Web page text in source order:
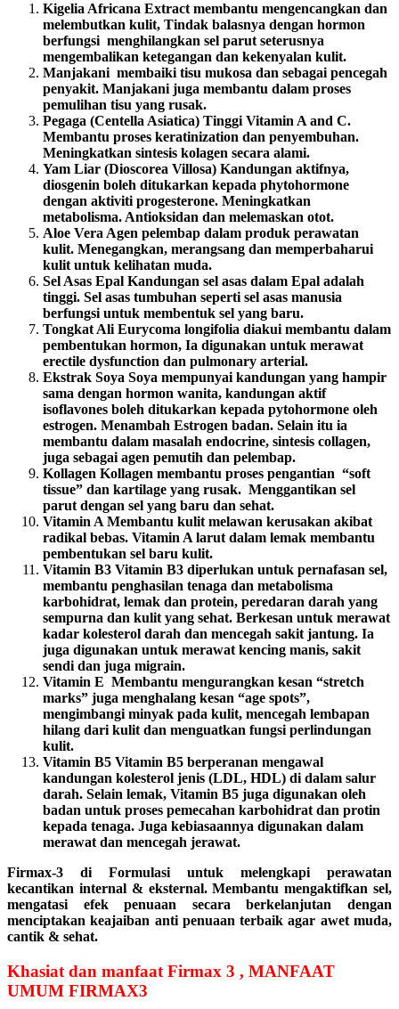
Kigelia Africana Extract membantu mengencangkan dan
melembutkan kulit, Tindak balasnya dengan hormon
berfungsi menghilangkan sel parut seterusnya
mengembalikan ketegangan dan kekenyalan kulit.
Manjakani membaiki tisu mukosa dan sebagai pencegah
penyakit. Manjakani juga membantu dalam proses
pemulihan tisu yang rusak.
Pegaga (Centella Asiatica) Tinggi Vitamin A and C.
Membantu proses keratinization dan penyembuhan.
Meningkatkan sintesis kolagen secara alami.
Yam Liar (Dioscorea Villosa) Kandungan aktifnya,
diosgenin boleh ditukarkan kepada phytohormone
dengan aktiviti progesterone. Meningkatkan
metabolisma. Antioksidan dan melemaskan otot.
Aloe Vera Agen pelembap dalam produk perawatan
kulit. Menegangkan, merangsang dan memperbaharui
kulit untuk kelihatan muda.
Sel Asas Epal Kandungan sel asas dalam Epal adalah
tinggi. Sel asas tumbuhan seperti sel asas manusia
berfungsi untuk membentuk sel yang baru.
Tongkat Ali Eurycoma longifolia diakui membantu dalam
pembentukan hormon, Ia digunakan untuk merawat
erectile dysfunction dan pulmonary arterial.
Ekstrak Soya Soya mempunyai kandungan yang hampir
sama dengan hormon wanita, kandungan aktif
isoflavones boleh ditukarkan kepada pytohormone oleh
estrogen. Menambah Estrogen badan. Selain itu ia
membantu dalam masalah endocrine, sintesis collagen,
juga sebagai agen pemutih dan pelembap.
Kollagen Kollagen membantu proses pengantian “soft
tissue” dan kartilage yang rusak. Menggantikan sel
parut dengan sel yang baru dan sehat.
Vitamin A Membantu kulit melawan kerusakan akibat
radikal bebas. Vitamin A larut dalam lemak membantu
pembentukan sel baru kulit.
Vitamin B3 Vitamin B3 diperlukan untuk pernafasan sel,
membantu penghasilan tenaga dan metabolisma
karbohidrat, lemak dan protein, peredaran darah yang
sempurna dan kulit yang sehat. Berkesan untuk merawat
kadar kolesterol darah dan mencegah sakit jantung. Ia
juga digunakan untuk merawat kencing manis, sakit
sendi dan juga migrain.
Vitamin E Membantu mengurangkan kesan “stretch
marks” juga menghalang kesan “age spots”,
mengimbangi minyak pada kulit, mencegah lembapan
hilang dari kulit dan menguatkan fungsi perlindungan
kulit.
Vitamin B5 Vitamin B5 berperanan mengawal
kandungan kolesterol jenis (LDL, HDL) di dalam salur
darah. Selain lemak, Vitamin B5 juga digunakan oleh
badan untuk proses pemecahan karbohidrat dan protin
kepada tenaga. Juga kebiasaannya digunakan dalam
merawat dan mencegah jerawat.
Firmax-3 di Formulasi untuk melengkapi perawatan
kecantikan internal & eksternal. Membantu mengaktifkan sel,
mengatasi efek penuaan secara berkelanjutan dengan
menciptakan keajaiban anti penuaan terbaik agar awet muda,
cantik & sehat.
Khasiat dan manfaat Firmax 3 , MANFAAT
UMUM FIRMAX3